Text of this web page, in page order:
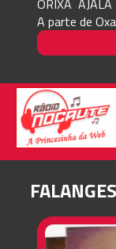
ORIXÁ
A parte de